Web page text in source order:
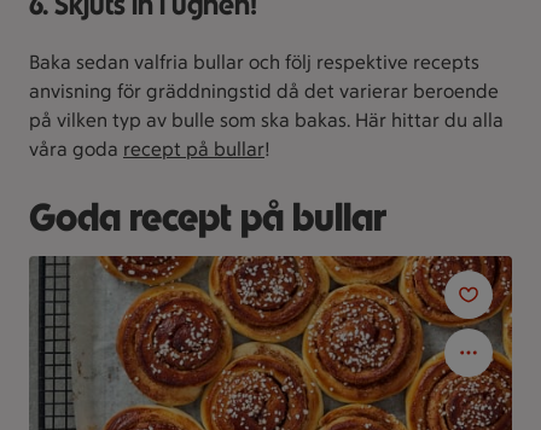
Baka sedan valfria bullar och följ respektive recepts
anvisning för gräddningstid då det varierar beroende
på vilken typ av bulle som ska bakas. Här hittar du alla
våra goda recept på bullar!
Goda recept på bullar